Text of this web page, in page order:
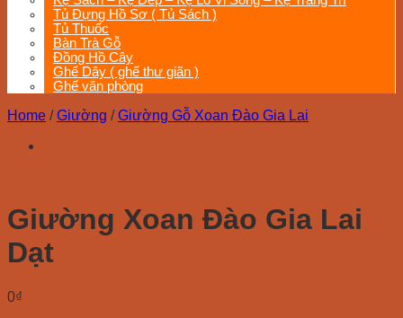
Tủ Đựng Hồ Sơ ( Tủ Sách )
Tủ Thuốc
Bàn Trà Gỗ
Đồng Hồ Cây
Ghế Dây ( ghế thư giãn )
Ghế văn phòng
Home / Giường / Giường Gỗ Xoan Đào Gia Lai
Giường Xoan Đào Gia Lai
Dạt
0₫